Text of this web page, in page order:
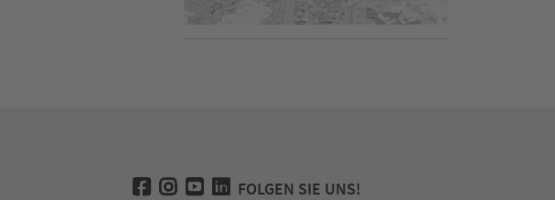
FOLGEN SIE UNS!